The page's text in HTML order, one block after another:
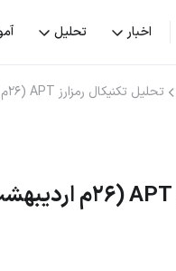
اخبار تحلیل
تحلیل تکنیکال رمزارز APT (۲۶م اردیبهشت)